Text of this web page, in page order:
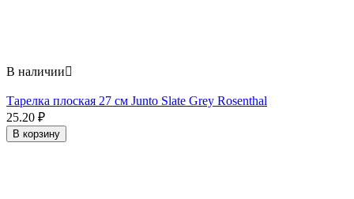
В наличии
Тарелка плоская 27 см Junto Slate Grey Rosenthal
25.20 ₽
В корзину